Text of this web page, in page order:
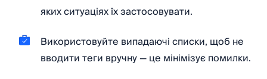
яких ситуаціях їх застосовувати.
Використовуйте випадаючі списки, щоб не
вводити теги вручну — це мінімізує помилки.